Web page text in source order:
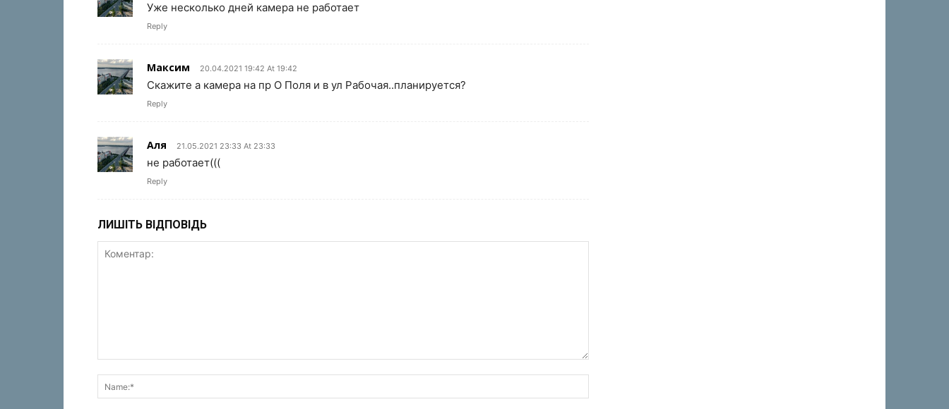
Уже несколько дней камера не работает
Reply
Максим 20.04.2021 19:42 At 19:42
Скажите а камера на пр О Поля и в ул Рабочая..планируется?
Reply
Аля 21.05.2021 23:33 At 23:33
не работает(((
Reply
ЛИШІТЬ ВІДПОВІДЬ